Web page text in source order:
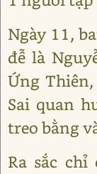
Ngày 11,
đễ là
Ứng
Sai quan
treo bằng
Ra sắc